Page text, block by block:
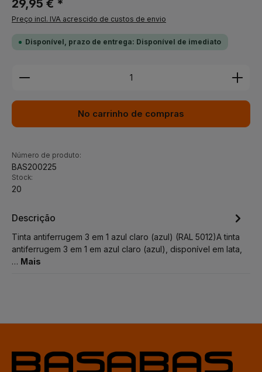
29,95 € *
Preço incl. IVA acrescido de custos de envio
Disponível, prazo de entrega: Disponível de imediato
Quantidade do Produto: Insira a quantidade
No carrinho de compras
Número de produto:
BAS200225
Stock:
20
Descrição
Tinta antiferrugem 3 em 1 azul claro (azul) (RAL 5012)A tinta
antiferrugem 3 em 1 em azul claro (azul), disponível em lata,
… Mais